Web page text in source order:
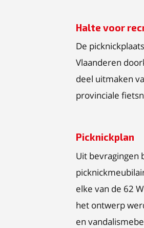
Halte voor
De
Vlaanderen
deel uitmaken
provinciale
Picknickplan
Uit bevragingen
elke van de 62
het ontwerp
en